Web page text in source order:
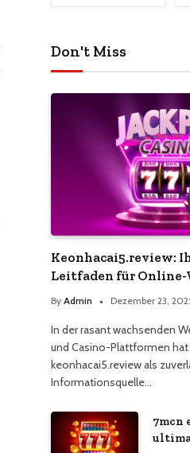
Don't Miss
Keonhacai5.review:
Leitfaden für
Casino
By Admin Dezember 23,
In der rasant wachsenden
und Casino-Plattformen hat
keonhacai5.review als
Informationsquelle…
7mcn